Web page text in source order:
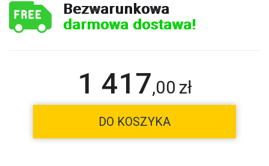
Bezwarunkowa
darmowa dostawa!
1 417,00 zł
DO KOSZYKA